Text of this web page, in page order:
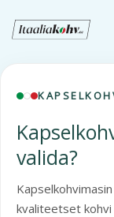
sisu
juurde
valida?
kvaliteetset kohvi